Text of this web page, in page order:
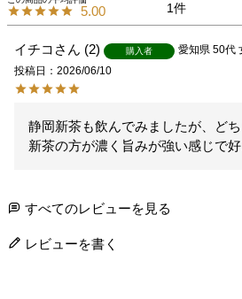
5.00 1
イチコ 2 購入者 愛知県 50代
投稿日
2026/06/10
静岡新茶も飲んでみましたが、ど
新茶の方が濃く旨みが強い感じで好
すべてのレビューを見る
レビューを書く